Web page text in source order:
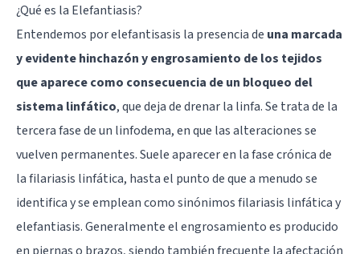
¿Qué es la Elefantiasis?
Entendemos por elefantisasis la presencia de una marcada
y evidente hinchazón y engrosamiento de los tejidos
que aparece como consecuencia de un bloqueo del
sistema linfático, que deja de drenar la linfa. Se trata de la
tercera fase de un linfodema, en que las alteraciones se
vuelven permanentes. Suele aparecer en la fase crónica de
la filariasis linfática, hasta el punto de que a menudo se
identifica y se emplean como sinónimos filariasis linfática y
elefantiasis. Generalmente el engrosamiento es producido